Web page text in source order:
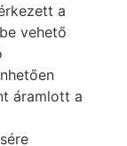
a
vehető
áramlott a